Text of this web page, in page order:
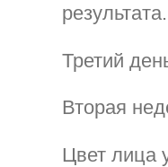
результата.
Третий
Вторая
Цвет лица